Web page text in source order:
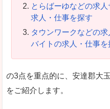
とらばーゆなどの求
求人・仕事を探す
タウンワークなどの
バイトの求人・仕事を
の3点を重点的に、安達郡大
をご紹介します。